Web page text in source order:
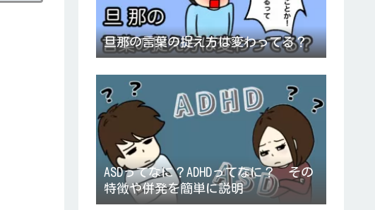
旦那の言葉の捉え方は変わってる？
ASDってなに？ADHDってなに？ その
特徴や併発を簡単に説明